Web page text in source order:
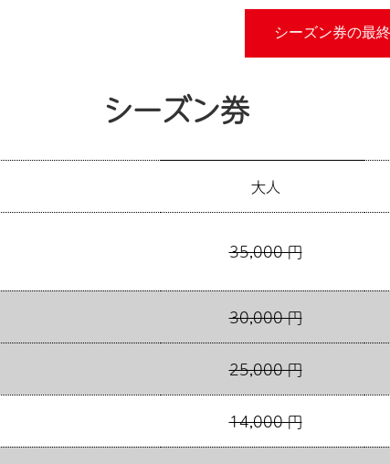
シーズン券の最
シーズン券
大人
35,000 円
30,000 円
25,000 円
14,000 円